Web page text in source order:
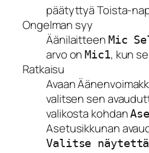
päätyttyä Toista-
Ongelman syy
Äänilaitteen Mic
arvo onMic1, kun
Ratkaisu
Avaan
valitsen sen
valikosta kohdan
Asetusikkunan
Valitse